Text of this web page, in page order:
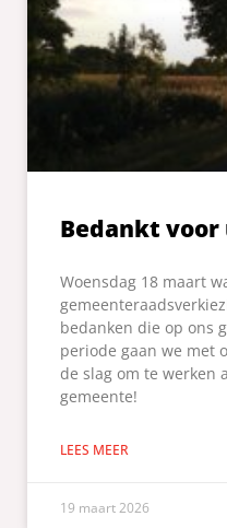
Bedankt voor
Woensdag 18 maart
bedanken die op ons
periode gaan we met
de slag om te werken
gemeente!
LEES MEER
19 maart 2026